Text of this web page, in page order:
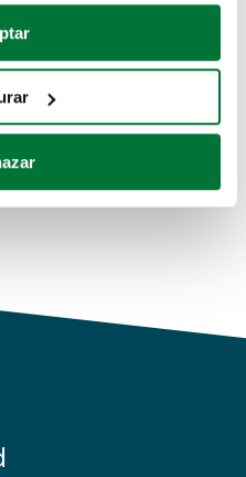
su ubicación geográfica
activamente
específicas (huellas
cómo se procesan sus
del sitio web con
publicidad y análisis